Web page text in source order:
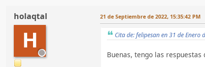
holaqtal
H
21 de Septiembre de 2022, 15:35:42 PM
Cita de: felipesan en 31 de Enero
Buenas, tengo las respuestas